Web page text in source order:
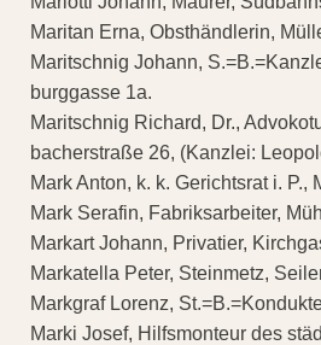
Maritan Erna, Obsthändlerin,
Maritschnig Johann,
burggasse 1a.
Maritschnig Richard, Dr.,
bacherstraße 26, (Kanzlei:
Mark Anton, k. k. Gerichtsrat i. P.,
Mark Serafin, Fabriksarbeiter,
Markart Johann, Privatier,
Markatella Peter, Steinmetz,
Markgraf Lorenz,
Marki Josef, Hilfsmonteur des